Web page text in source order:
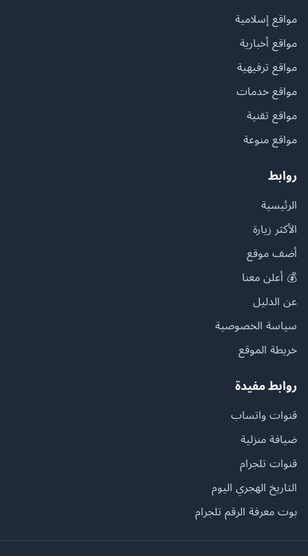
مواقع إسلامية
مواقع أخبارية
مواقع ترفيهية
مواقع خدمات
مواقع تقنية
مواقع منوعة
روابط
الرئيسية
الأكثر زيارة
أضف موقع
💰 أعلن معنا
عن الدليل
سياسة الخصوصية
خريطة الموقع
روابط مفيدة
قنوات واتساب
ضيافة منزلية
قنوات تلجرام
التاريخ الهجري اليوم
بوت معرفة الرقم تلجرام